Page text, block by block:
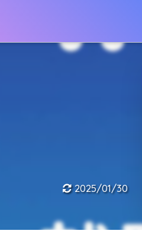
2025/01/30